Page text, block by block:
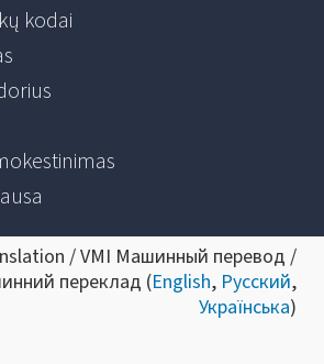
kodai
/ VMI Машинный перевод /
переклад (English, Русский,
Українська)